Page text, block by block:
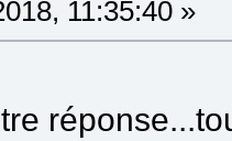
11:35:40 »